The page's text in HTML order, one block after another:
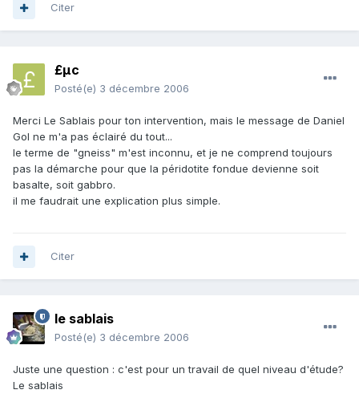
Citer
£µc
Posté(e) 3 décembre 2006
Merci Le Sablais pour ton intervention, mais le message de Daniel
Gol ne m'a pas éclairé du tout...
le terme de "gneiss" m'est inconnu, et je ne comprend toujours
pas la démarche pour que la péridotite fondue devienne soit
basalte, soit gabbro.
il me faudrait une explication plus simple.
Citer
le sablais
Posté(e) 3 décembre 2006
Juste une question : c'est pour un travail de quel niveau d'étude?
Le sablais